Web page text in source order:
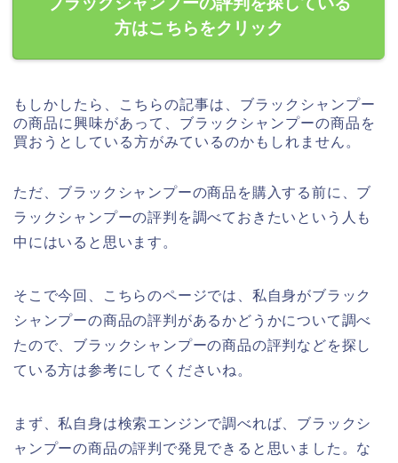
方はこちらをクリック
もしかしたら、こちらの記事は、ブラックシャンプー
の商品に興味があって、ブラックシャンプーの商品を
買おうとしている方がみているのかもしれません。
ただ、ブラックシャンプーの商品を購入する前に、ブ
ラックシャンプーの評判を調べておきたいという人も
中にはいると思います。
そこで今回、こちらのページでは、私自身がブラック
シャンプーの商品の評判があるかどうかについて調べ
たので、ブラックシャンプーの商品の評判などを探し
ている方は参考にしてくださいね。
まず、私自身は検索エンジンで調べれば、ブラックシ
ャンプーの商品の評判で発見できると思いました。な